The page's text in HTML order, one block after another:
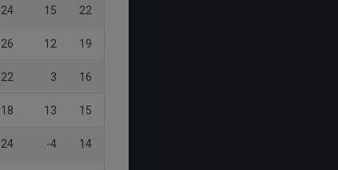
24 15 22
26 12 19
22 3 16
18 13 15
24 -4 14